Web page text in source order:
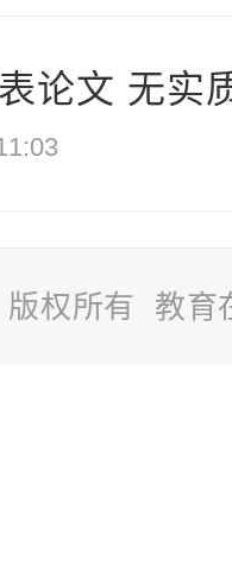
论文 无实
版权所有 教育